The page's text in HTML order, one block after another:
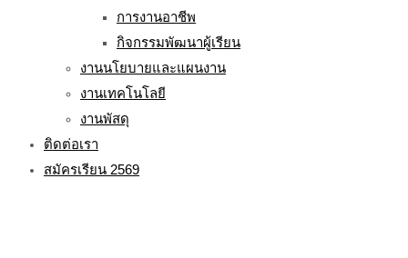
การงานอาชีพ
กิจกรรมพัฒนาผู้เรียน
งานนโยบายและแผนงาน
งานเทคโนโลยี
งานพัสดุ
ติดต่อเรา
สมัครเรียน 2569